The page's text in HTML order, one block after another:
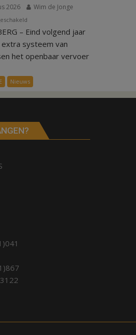
2026 Wim de Jonge
Nieuw
ov-
systeem
verbindt
alle
kernen
Hardenberg
– Eind volgend jaar
systeem van
het openbaar vervoer
Nieuws